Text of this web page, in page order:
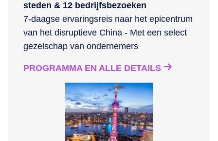
steden & 12 bedrijfsbezoeken
7-daagse ervaringsreis naar het epicentrum
van het disruptieve China - Met een select
gezelschap van ondernemers
PROGRAMMA EN ALLE DETAILS